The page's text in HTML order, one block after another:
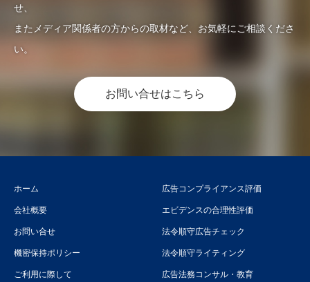
せ、
またメディア関係者の方からの取材など、お気軽にご相談くださ
い。
お問い合せはこちら
ホーム
会社概要
お問い合せ
機密保持ポリシー
ご利用に際して
広告コンプライアンス評価
エビデンスの合理性評価
法令順守広告チェック
法令順守ライティング
広告法務コンサル・教育